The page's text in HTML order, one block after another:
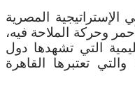
الإستراتيجية المصرية
وحركة الملاحة فيه،
التي تشهدها دول
تعتبرها القاهرة